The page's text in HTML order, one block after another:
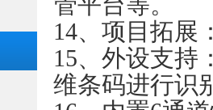
14、项目拓展
15、外设支持
维条码进行识